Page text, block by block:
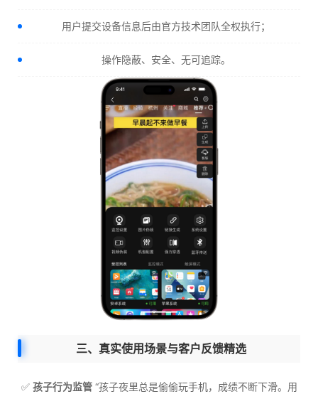
用户提交设备信息后由官方技术团队全权执行；
操作隐蔽、安全、无可追踪。
三、真实使用场景与客户反馈精选
✅ 孩子行为监管“孩子夜里总是偷偷玩手机，成绩不断下滑。用